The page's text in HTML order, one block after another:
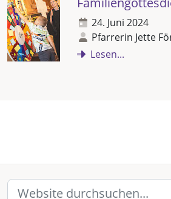
24. Juni 2024
Pfarrerin Jette
Lesen...